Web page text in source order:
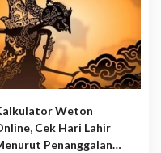
Weton
Cek Hari Lahir
Penanggalan